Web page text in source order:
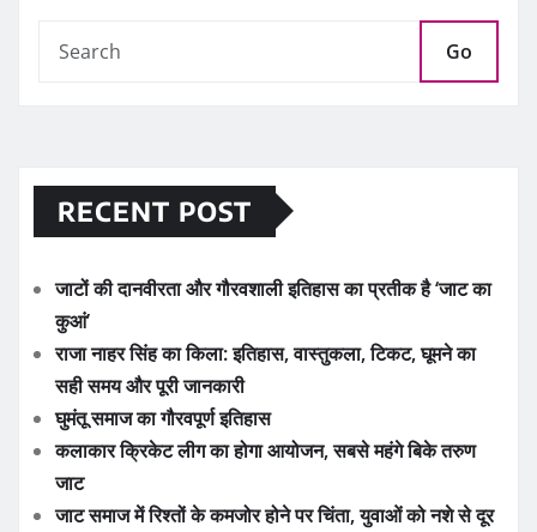
Go
RECENT POST
जाटों की दानवीरता और गौरवशाली इतिहास का प्रतीक है ‘जाट का
कुआं’
राजा नाहर सिंह का किला: इतिहास, वास्तुकला, टिकट, घूमने का
सही समय और पूरी जानकारी
घुमंतू समाज का गौरवपूर्ण इतिहास
कलाकार क्रिकेट लीग का होगा आयोजन, सबसे महंगे बिके तरुण
जाट
जाट समाज में रिश्तों के कमजोर होने पर चिंता, युवाओं को नशे से दूर